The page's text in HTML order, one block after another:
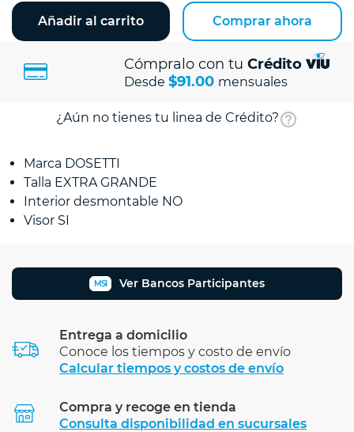
Añadir al carrito Comprar ahora
Cómpralo con tu Crédito
Desde $91.00 mensuales
¿Aún no tienes tu linea de Crédito?
Marca DOSETTI
Talla EXTRA GRANDE
Interior desmontable NO
Visor SI
MSI Ver Bancos Participantes
Entrega a domicilio
Conoce los tiempos y costo de envío
Calcular tiempos y costos de envío
Compra y recoge en tienda
Consulta disponibilidad en sucursales